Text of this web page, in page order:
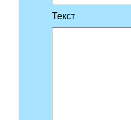
Текст